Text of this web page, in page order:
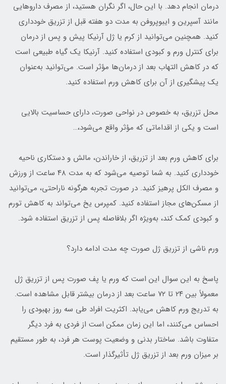
درمان انجام دهد. با این حال، اگر نگران هستید، از مصرف داروهایی
مانند آسپرین و ایبوپروفن به مدت دو هفته قبل از تزریق خودداری
کنید. همچنین می‌توانید از کرم یا ژل آرنیکا پیش و پس از درمان
برای کنترل ورم و کبودی استفاده کنید. آرنیکا یک گیاه طبیعی است
که در کاهش التهاب بعد از درمان‌ها مؤثر است. می‌توانید به‌عنوان
یک پیشگیری از آن برای کاهش ورم استفاده کنید.
محل تزریق، به خصوص در نواحی صورت، دارای حساسیت بالایی
است و یکی از اقداماتی که مؤثر واقع می‌شود،…
برای کاهش ورم بعد از تزریق، از خاراندن، مالش و دستکاری ناحیه
خودداری کنید. به شما توصیه می‌شود که به مدت ۴۸ ساعت از ورزش
و مصرف الکل پرهیز کنید. در صورت تجربه هرگونه ناراحتی، می‌توانید
از مسکن‌های مجاز استفاده کنید. کمپرس یخ می‌تواند به کاهش تورم
و کبودی کمک کند، به‌ویژه اگر بلافاصله پس از تزریق استفاده شود.
ورم ناشی از تزریق ژل صورت چه مدت ادامه دارد؟
پاسخ به این سوال این است که ورم یا پف صورت پس از تزریق ژل
معمولاً بین ۲۴ تا ۷۲ ساعت بعد از درمان بیشتر قابل مشاهده است.
به تدریج ورم کاهش می‌یابد. اکثریت افراد طی سه روز بهبودی را
احساس می‌کنند، اما این زمان ممکن است از فردی به فرد دیگر
متفاوت باشد. ساختار بدنی و وضعیت پوست هر فرد، به طور مستقیم
بر میزان ورم بعد از تزریق ژل تأثیرگذار است.